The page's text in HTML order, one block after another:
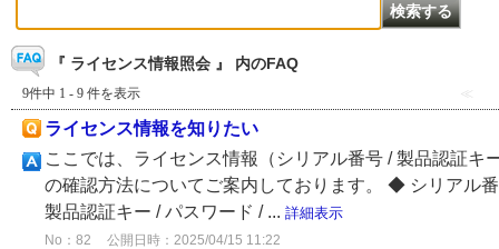
『 ライセンス情報照会 』 内のFAQ
9件中 1 - 9 件を表示 ≪
ライセンス情報を知りたい
ここでは、ライセンス情報（シリアル番号 / 製品認証キ
の確認方法についてご案内しております。 ◆ シリア
製品認証キー / パスワード / ... 詳細表示
No：82 公開日時：2025/04/15 11:22